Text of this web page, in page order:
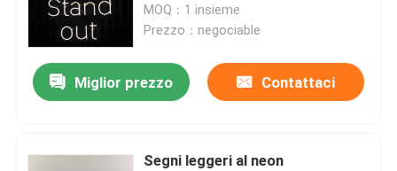
MOQ：1 insieme
Prezzo：negociable
Miglior prezzo Contattaci
Segni leggeri al neon